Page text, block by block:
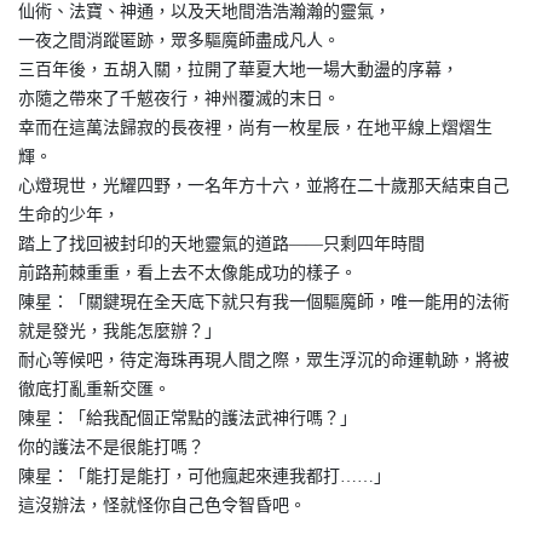
仙術、法寶、神通，以及天地間浩浩瀚瀚的靈氣，
一夜之間消蹤匿跡，眾多驅魔師盡成凡人。
三百年後，五胡入關，拉開了華夏大地一場大動盪的序幕，
亦隨之帶來了千魃夜行，神州覆滅的末日。
幸而在這萬法歸寂的長夜裡，尚有一枚星辰，在地平線上熠熠生
輝。
心燈現世，光耀四野，一名年方十六，並將在二十歲那天結束自己
生命的少年，
踏上了找回被封印的天地靈氣的道路——只剩四年時間
前路荊棘重重，看上去不太像能成功的樣子。
陳星：「關鍵現在全天底下就只有我一個驅魔師，唯一能用的法術
就是發光，我能怎麼辦？」
耐心等候吧，待定海珠再現人間之際，眾生浮沉的命運軌跡，將被
徹底打亂重新交匯。
陳星：「給我配個正常點的護法武神行嗎？」
你的護法不是很能打嗎？
陳星：「能打是能打，可他瘋起來連我都打……」
這沒辦法，怪就怪你自己色令智昏吧。